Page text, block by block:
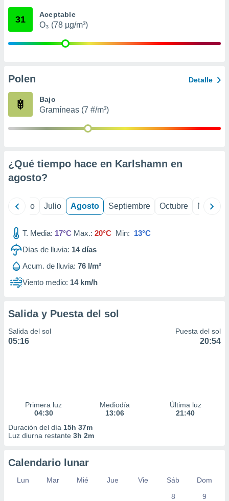
mediante
publicidad
de
31 Aceptable
O₃ (78 µg/m³)
Polen Detalle
Bajo
Gramíneas (7 #/m³)
¿Qué tiempo hace en Karlshamn en
agosto?
Junio Julio Agosto Septiembre Octubre
T. Media: 17°C Max.: 20°C Min: 13°C
Días de lluvia: 14días
Acum. de lluvia: 76 l/m²
Viento medio: 14 km/h
Salida y Puesta del sol
Salida del sol
05:16
Puesta del sol
20:54
Primera luz
04:30
Mediodía
13:06
Última luz
21:40
Duración del día 15h 37m
Luz diurna restante 3h 2m
Calendario lunar
Lun Mar Mié Jue Vie Sáb
Dom
8
9